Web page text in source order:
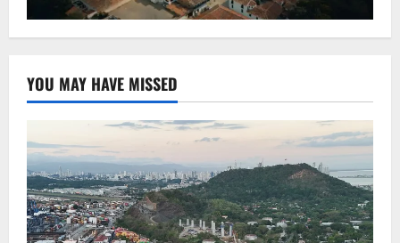
YOU MAY HAVE MISSED